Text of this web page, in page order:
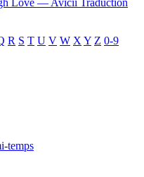
R S T U V W X Y Z 0-9
temps